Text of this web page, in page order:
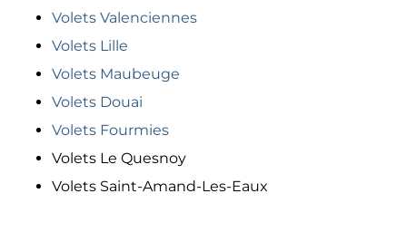
Volets Valenciennes
Volets Lille
Volets Maubeuge
Volets Douai
Volets Fourmies
Volets Le Quesnoy
Volets Saint-Amand-Les-Eaux